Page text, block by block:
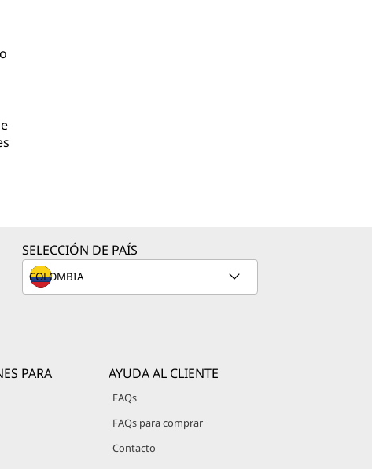
SELECCIÓN DE PAÍS
PARA AYUDA AL CLIENTE
FAQs
FAQs para comprar
Contacto